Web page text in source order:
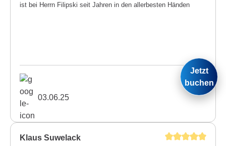
ist bei Herrn Filipski seit Jahren in den allerbesten Händen
03.06.25
Klaus Suwelack
Jetzt
buchen